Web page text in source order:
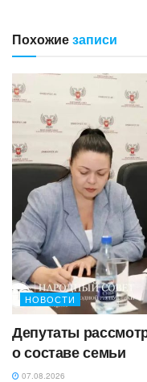
Похожиезаписи
НОВОСТИ
Депутаты
о составе семьи
07.08.2026